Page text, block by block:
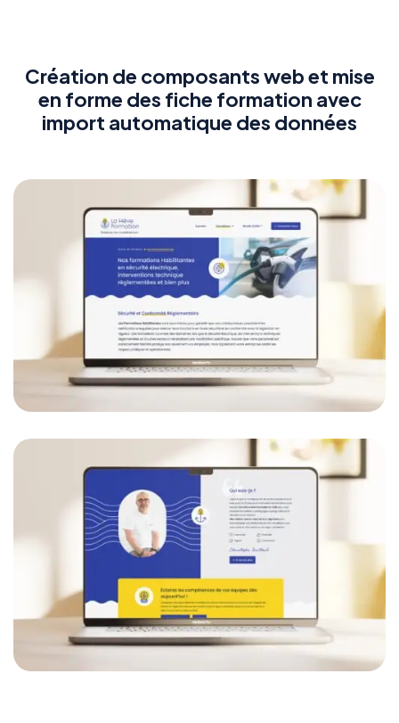
Création de composants web et mise
en forme des fiche formation avec
import automatique des données